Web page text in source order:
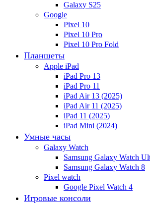
Galaxy S25
Google
Pixel 10
Pixel 10 Pro
Pixel 10 Pro Fold
Планшеты
Apple iPad
iPad Pro 13
iPad Pro 11
iPad Air 13 (2025)
iPad Air 11 (2025)
iPad 11 (2025)
iPad Mini (2024)
Умные часы
Galaxy Watch
Samsung Galaxy Watch
Samsung Galaxy Watch 8
Pixel watch
Google Pixel Watch 4
Игровые консоли